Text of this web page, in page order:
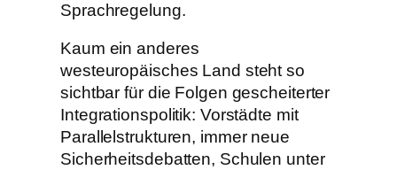
Sprachregelung.
Kaum ein anderes
westeuropäisches Land steht so
sichtbar für die Folgen gescheiterter
Integrationspolitik: Vorstädte mit
Parallelstrukturen, immer neue
Sicherheitsdebatten, Schulen unter